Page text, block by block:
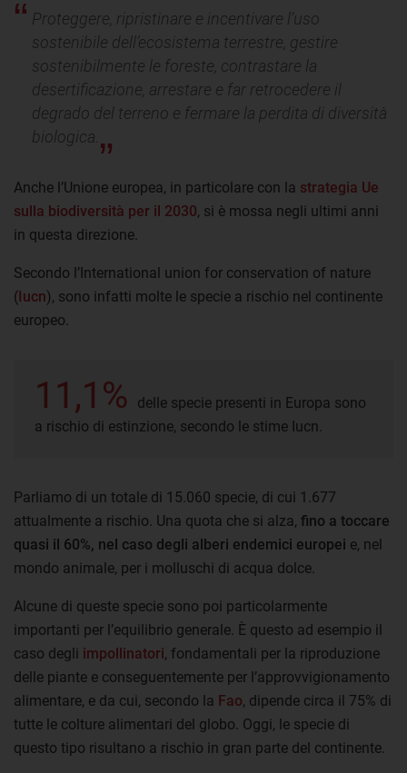
Proteggere, ripristinare e incentivare l’uso
sostenibile dell’ecosistema terrestre, gestire
sostenibilmente le foreste, contrastare la
desertificazione, arrestare e far retrocedere il
degrado del terreno e fermare la perdita di diversità
biologica.
Anche l’Unione europea, in particolare con la strategia Ue
sulla biodiversità per il 2030, si è mossa negli ultimi anni
in questa direzione.
Secondo l’International union for conservation of nature
(Iucn), sono infatti molte le specie a rischio nel continente
europeo.
11,1%
delle specie presenti in Europa sono
a rischio di estinzione, secondo le stime Iucn.
Parliamo di un totale di 15.060 specie, di cui 1.677
attualmente a rischio. Una quota che si alza, fino a toccare
quasi il 60%, nel caso degli alberi endemici europei e, nel
mondo animale, per i molluschi di acqua dolce.
Alcune di queste specie sono poi particolarmente
importanti per l’equilibrio generale. È questo ad esempio il
caso degli impollinatori, fondamentali per la riproduzione
delle piante e conseguentemente per l’approvvigionamento
alimentare, e da cui, secondo la Fao, dipende circa il 75% di
tutte le colture alimentari del globo. Oggi, le specie di
questo tipo risultano a rischio in gran parte del continente.